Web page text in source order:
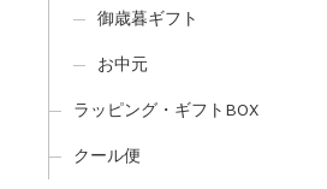
御歳暮ギフト
お中元
ラッピング・ギフトBOX
クール便